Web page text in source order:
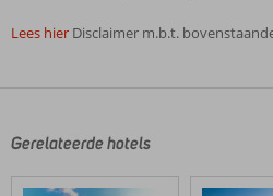
Lees hier Disclaimer m.b.t.
door
klanten
Gerelateerde hotels